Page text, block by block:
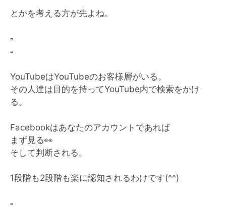
とかを考える方が先よね。
▫️
▫️
YouTubeはYouTubeのお客様層がいる。
その人達は目的を持ってYouTube内で検索をかけ
る。
Facebookはあなたのアカウントであれば
まず見る👀
そして判断される。
1段階も2段階も楽に認知されるわけです(^^)
▫️